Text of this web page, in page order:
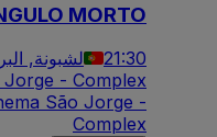
MORTO
21:30 لشبونة,
Jorge - Complex
São Jorge -
Complex